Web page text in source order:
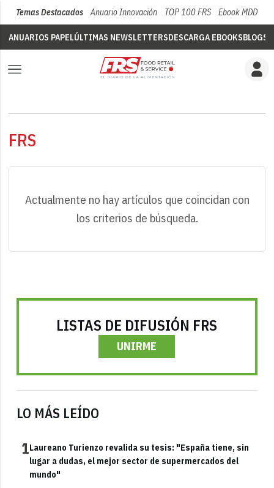
Temas Destacados Anuario Innovación TOP 100 FRS Ebook MDD
ANUARIOS PAPELÚLTIMAS NEWSLETTERSDESCARGA EBOOKSBLOGS
FRS
Actualmente no hay artículos que coincidan con
los criterios de búsqueda.
LISTAS DE DIFUSIÓN FRS
UNIRME
LO MÁS LEÍDO
1Laureano Turienzo revalida su tesis: "España tiene, sin
lugar a dudas, el mejor sector de supermercados del
mundo"